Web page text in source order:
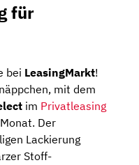
für
bei LeasingMarkt!
mit dem
im Privatleasing
Der
Lackierung
Stoff-